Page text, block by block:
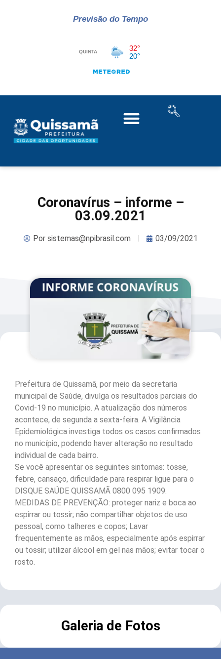
Previsão do Tempo
Coronavírus – informe –
03.09.2021
Porsistemas@npibrasil.com 03/09/2021
Prefeitura de Quissamã, por meio da secretaria
municipal de Saúde, divulga os resultados parciais do
Covid-19 no município. A atualização dos números
acontece, de segunda a sexta-feira. A Vigilância
Epidemiológica investiga todos os casos confirmados
no município, podendo haver alteração no resultado
individual de cada bairro.
Se você apresentar os seguintes sintomas: tosse,
febre, cansaço, dificuldade para respirar ligue para o
DISQUE SAÚDE QUISSAMÃ 0800 095 1909.
MEDIDAS DE PREVENÇÃO: proteger nariz e boca ao
espirrar ou tossir; não compartilhar objetos de uso
pessoal, como talheres e copos; Lavar
frequentemente as mãos, especialmente após espirrar
ou tossir; utilizar álcool em gel nas mãos; evitar tocar o
rosto.
Galeria de Fotos